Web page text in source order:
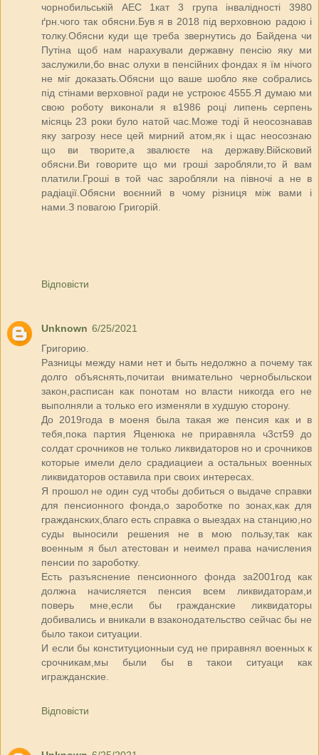
чорнобильській АЕС 1кат 3 група інвалідності 3980
ґрн.чого так обясни.Був я в 2018 під верховною радою і
толку.Обясни куди ще треба звернутись до Байдена чи
Путіна щоб нам нарахували державну пенсію яку ми
заслужили,бо внас олухи в пенсійних фондах я їм нічого
не міг доказать.Обясни що ваше шобло яке собрались
під стінами верховної ради не устроює 4555.Я думаю ми
свою роботу виконали я в1986 році липень серпень
місяць 23 роки було натой час.Може тоді й неосознавав
яку загрозу несе цей мирний атом,як і щас неосознаю
що ви творите,а звалюєте на державу.Війсковий
обясни.Ви говорите що ми гроші заробляли,то й вам
платили.Гроші в той час заробляли на півночі а не в
радіації.Обясни воєнний в чому різниця між вами і
нами.З повагою Григорій.
Відповісти
Unknown 6/25/2021
Григорию.
Разницы между нами нет и быть недолжно а почему так
долго объяснять,почитаи внимательно чернобыльскои
закон,расписан как понотам но власти никогда его не
выполняли а только его изменяли в худшую сторону.
До 2019года в моеня была такая же пенсия как и в
тебя,пока партия Яценюка не приравняла ч3ст59 до
солдат срочников не только ликвидаторов но и срочников
которые имели дело срадиациеи а остальных военных
ликвидаторов оставила при своих интересах.
Я прошол не один суд чтобы добиться о выдаче справки
для пенсионного фонда,о зароботке по зонах,как для
гражданских,благо есть справка о выездах на станцию,но
суды выносили решения не в мою пользу,так как
военным я был атестован и неимел права начисления
пенсии по зароботку.
Есть разъяснение пенсионного фонда за2001год как
должна начисляется пенсия всем ликвидаторам,и
поверь мне,если бы гражданские ликвидаторы
добивались и вникали в взаконодательство сейчас бы не
было такои ситуации.
И если бы конституционныи суд не приравнял военных к
срочникам,мы были бы в такои ситуаци как
игражданские.
Відповісти